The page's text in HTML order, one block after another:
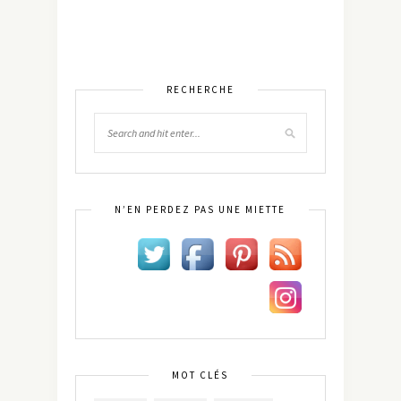
RECHERCHE
N’EN PERDEZ PAS UNE MIETTE
MOT CLÉS